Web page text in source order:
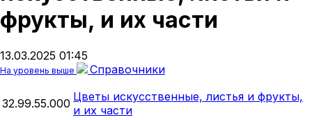
фрукты, и их части
13.03.2025 01:45
На уровень выше Справочники
32.99.55.000 Цветы искусственные, листья и фрукты,
и их части